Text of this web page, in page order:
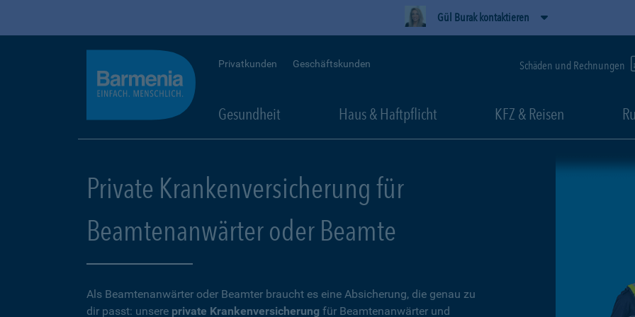
Gül Burak kontaktieren
Privatkunden Geschäftskunden Schäden und Rechnungen
Gesundheit Haus & Haftpflicht KFZ & Reisen
Private Krankenversicherung für
Beamtenanwärter oder Beamte
Als Beamtenanwärter oder Beamter braucht es eine Absicherung, die genau zu
dir passt: unsere private Krankenversicherung für Beamtenanwärter und